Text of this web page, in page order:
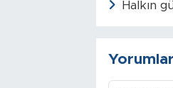
Halkın
Yorumlar